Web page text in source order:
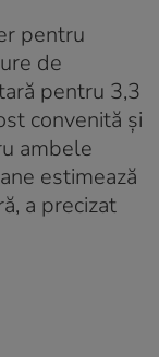
pentru
de
pentru 3,3
convenită și
ambele
estimează
a precizat